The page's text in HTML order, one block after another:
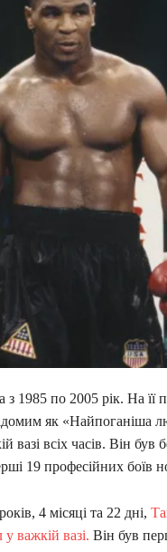
з 1985 по 2005 рік. На
як «Найпоганіша
вазі всіх часів. Він
19 професійних боїв
4 місяці та 22 дні,
важкій вазі. Він був